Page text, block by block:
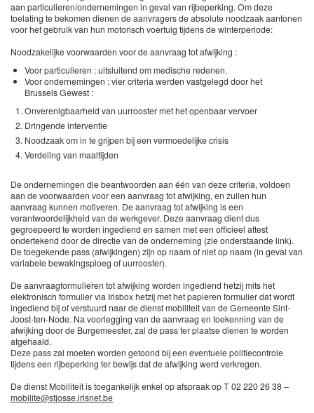
aan particulieren/ondernemingen in geval van rijbeperking. Om deze
toelating te bekomen dienen de aanvragers de absolute noodzaak aantonen
voor het gebruik van hun motorisch voertuig tijdens de winterperiode:
Noodzakelijke voorwaarden voor de aanvraag tot afwijking :
Voor particulieren : uitsluitend om medische redenen.
Voor ondernemingen : vier criteria werden vastgelegd door het
Brussels Gewest :
Onverenigbaarheid van uurrooster met het openbaar vervoer
Dringende interventie
Noodzaak om in te grijpen bij een vermoedelijke crisis
Verdeling van maaltijden
De ondernemingen die beantwoorden aan één van deze criteria, voldoen
aan de voorwaarden voor een aanvraag tot afwijking, en zullen hun
aanvraag kunnen motiveren. De aanvraag tot afwijking is een
verantwoordelijkheid van de werkgever. Deze aanvraag dient dus
gegroepeerd te worden ingediend en samen met een officieel attest
ondertekend door de directie van de onderneming (zie onderstaande link).
De toegekende pass (afwijkingen) zijn op naam of niet op naam (in geval van
variabele bewakingsploeg of uurrooster).
De aanvraagformulieren tot afwijking worden ingediend hetzij mits het
elektronisch formulier via Irisbox hetzij met het papieren formulier dat wordt
ingediend bij of verstuurd naar de dienst mobiliteit van de Gemeente Sint-
Joost-ten-Node. Na voorlegging van de aanvraag en toekenning van de
afwijking door de Burgemeester, zal de pass ter plaatse dienen te worden
afgehaald.
Deze pass zal moeten worden getoond bij een eventuele politiecontrole
tijdens een rijbeperking ter bewijs dat de afwijking werd verkregen.
De dienst Mobiliteit is toegankelijk enkel op afspraak op T 02 220 26 38 –
mobilite@stjosse.irisnet.be